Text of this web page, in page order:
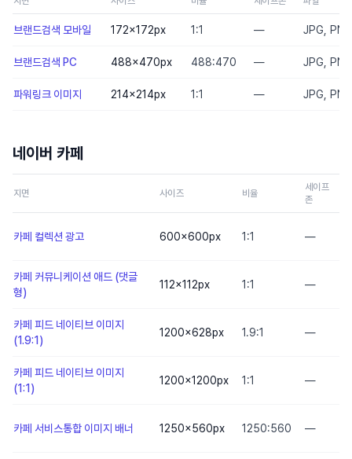
브랜드검색 모바일 172×172px 1:1 — JPG, PNG
브랜드검색 PC 488×470px 488:470 — JPG, PNG
파워링크 이미지 214×214px 1:1 — JPG,
네이버 카페
지면 사이즈 비율
세이프
존
카페 컬렉션 광고 600×600px 1:1 —
카페 커뮤니케이션 애드 (댓글
형)
112×112px 1:1 —
카페 피드 네이티브 이미지
(1.9:1)
1200×628px 1.9:1 —
카페 피드 네이티브 이미지
(1:1)
1200×1200px 1:1 —
카페 서비스통합 이미지 배너 1250×560px 1250:560 —